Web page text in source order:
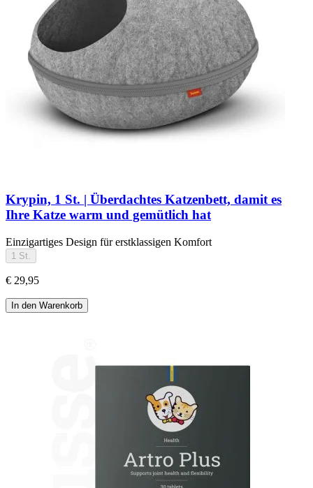
Krypin, 1 St. | Überdachtes Katzenbett, damit es
Ihre Katze warm und gemütlich hat
Einzigartiges Design für erstklassigen Komfort
1 St.
€ 29,95
In den Warenkorb